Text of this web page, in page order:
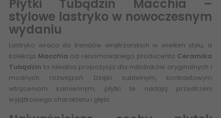
Płytki Tubądzin Macchia –
stylowe lastryko w nowoczesnym
wydaniu
Lastryko wraca do trendów wnętrzarskich w wielkim stylu, a
kolekcja Macchia od renomowanego producenta Ceramika
Tubądzin to idealna propozycja dla miłośników oryginalnych i
modnych rozwiązań. Dzięki subtelnym, kontrastowym
wtrąceniom kamiennym, płytki te nadają przestrzeni
wyjątkowego charakteru i głębi.